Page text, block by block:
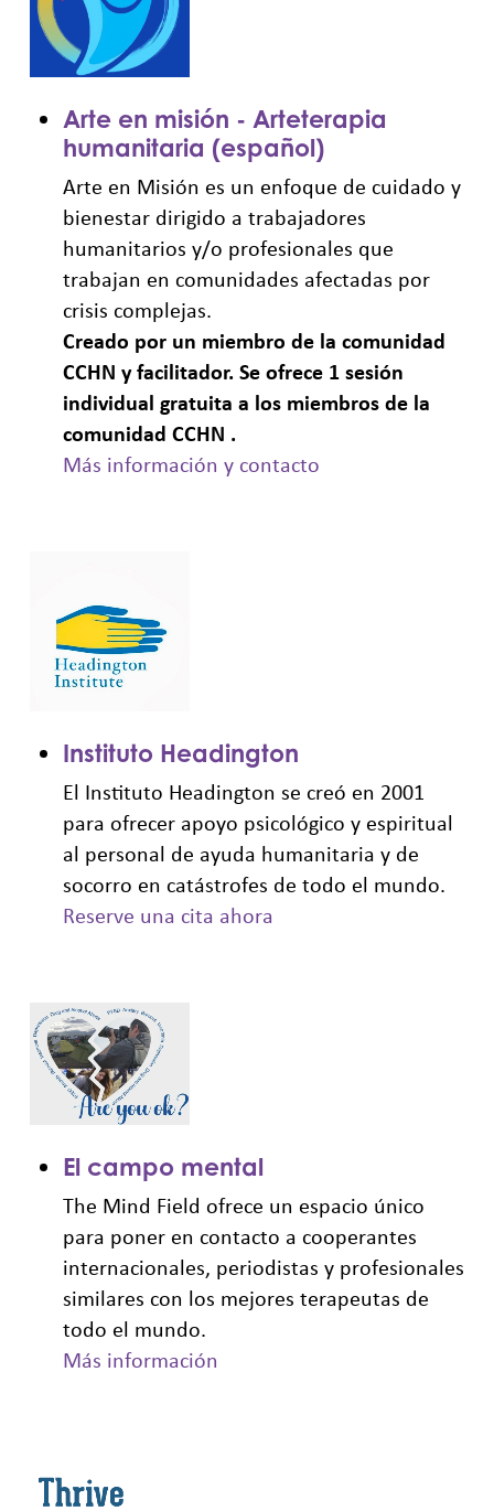
Arte en misión - Arteterapia
humanitaria (español)
Arte en Misión es un enfoque de cuidado y
bienestar dirigido a trabajadores
humanitarios y/o profesionales que
trabajan en comunidades afectadas por
crisis complejas.
Creado por un miembro de la comunidad
CCHN y facilitador. Se ofrece 1 sesión
individual gratuita a los miembros de la
comunidad CCHN .
Más información y contacto
Instituto Headington
El Instituto Headington se creó en 2001
para ofrecer apoyo psicológico y espiritual
al personal de ayuda humanitaria y de
socorro en catástrofes de todo el mundo.
Reserve una cita ahora
El campo mental
The Mind Field ofrece un espacio único
para poner en contacto a cooperantes
internacionales, periodistas y profesionales
similares con los mejores terapeutas de
todo el mundo.
Más información